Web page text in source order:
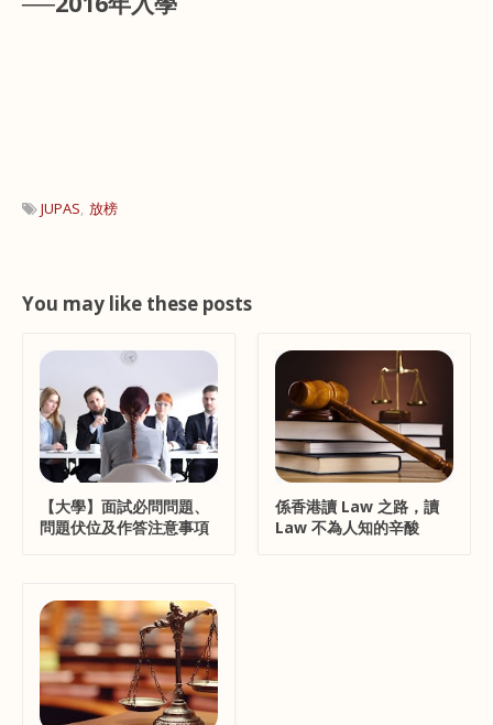
JUPAS 放榜
You may like these posts
【大學】面試必問問題、
問題伏位及作答注意事項
係香港讀 Law 之路，讀
Law 不為人知的辛酸